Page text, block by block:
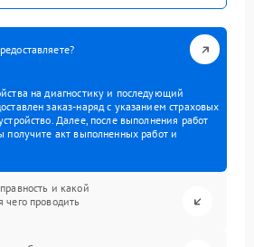
на диагностику и последующий
заказ-наряд с указанием страховых
Далее, после выполнения работ
получите акт выполненных работ и
и какой
проводить